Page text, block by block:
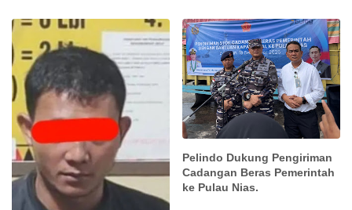
Pelindo Dukung Pengiriman
Cadangan Beras Pemerintah
ke Pulau Nias.